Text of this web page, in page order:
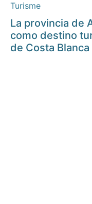
Turisme
La provincia de
como destino
de Costa